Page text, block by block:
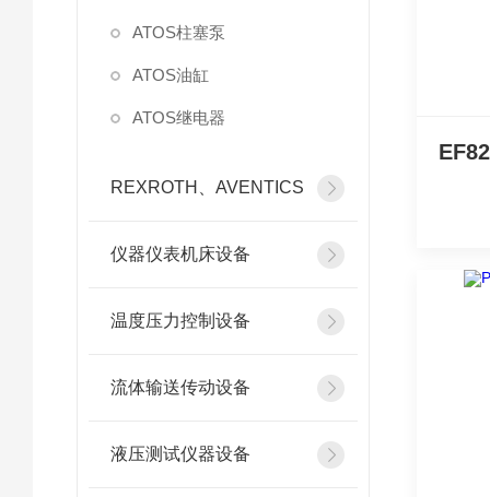
ATOS柱塞泵
ATOS油缸
ATOS继电器
REXROTH、AVENTICS
仪器仪表机床设备
温度压力控制设备
流体输送传动设备
液压测试仪器设备